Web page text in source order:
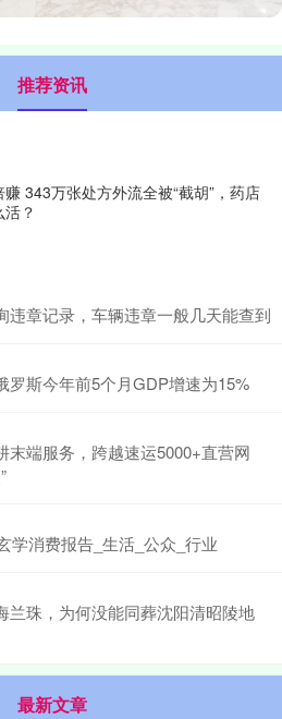
推荐资讯
赚 343万张处方外流全被“截胡”，药店
？
违章记录，车辆违章一般几天能查到
罗斯今年前5个月GDP增速为15%
末端服务，跨越速运5000+直营网
学消费报告_生活_公众_行业
兰珠，为何没能同葬沈阳清昭陵地
最新文章